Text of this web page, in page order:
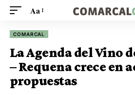
Aa
COMARCAL
La Agenda del Vino
– Requena crece en
propuestas